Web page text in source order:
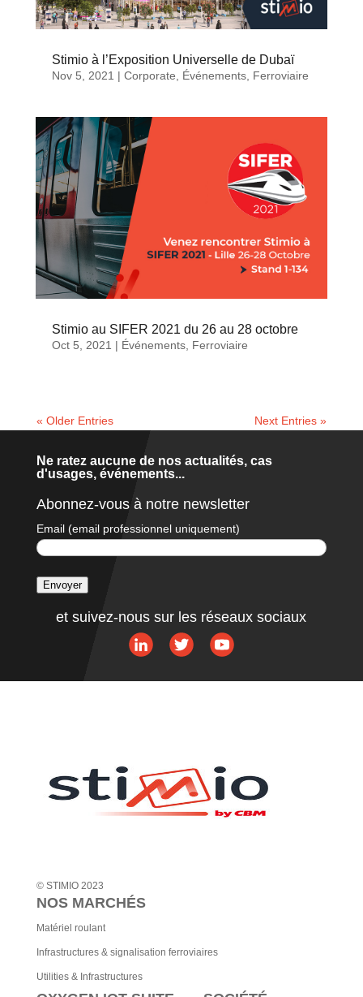
Stimio à l’Exposition Universelle de Dubaï
Nov 5, 2021 | Corporate Événements, Ferroviaire
Stimio au SIFER 2021 du 26 au 28 octobre
Oct 5, 2021 | Événements, Ferroviaire
« Older Entries Next Entries »
Ne ratez aucune de nos actualités, cas
d'usages, événements...
Abonnez-vous à notre newsletter
Email (email professionnel uniquement)
Envoyer
et suivez-nous sur les réseaux sociaux
© STIMIO 2023
NOS MARCHÉS
Matériel roulant
Infrastructures & signalisation ferroviaires
Utilities & Infrastructures